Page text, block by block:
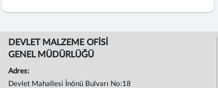
DEVLET MALZEME OFİSİ
GENEL MÜDÜRLÜĞÜ
Adres:
Devlet Mahallesi İnönü Bulvarı No:18